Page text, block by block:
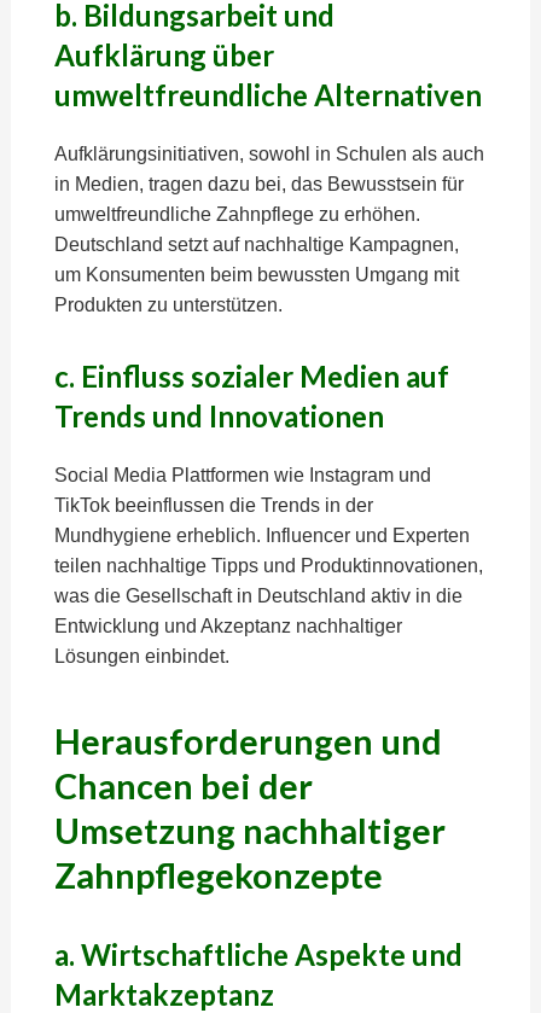
b. Bildungsarbeit und
Aufklärung über
umweltfreundliche Alternativen
Aufklärungsinitiativen, sowohl in Schulen als auch
in Medien, tragen dazu bei, das Bewusstsein für
umweltfreundliche Zahnpflege zu erhöhen.
Deutschland setzt auf nachhaltige Kampagnen,
um Konsumenten beim bewussten Umgang mit
Produkten zu unterstützen.
c. Einfluss sozialer Medien auf
Trends und Innovationen
Social Media Plattformen wie Instagram und
TikTok beeinflussen die Trends in der
Mundhygiene erheblich. Influencer und Experten
teilen nachhaltige Tipps und Produktinnovationen,
was die Gesellschaft in Deutschland aktiv in die
Entwicklung und Akzeptanz nachhaltiger
Lösungen einbindet.
Herausforderungen und
Chancen bei der
Umsetzung nachhaltiger
Zahnpflegekonzepte
a. Wirtschaftliche Aspekte und
Marktakzeptanz